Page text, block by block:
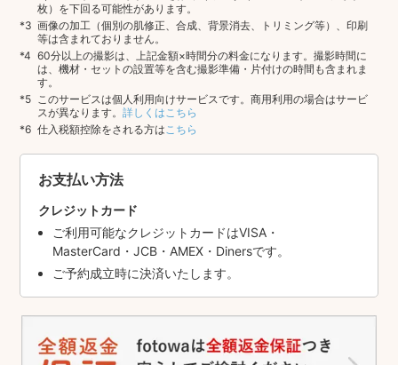
枚）を下回る可能性があります。
画像の加工（個別の肌修正、合成、背景消去、トリミング等）、印刷
等は含まれておりません。
60分以上の撮影は、上記金額×時間分の料金になります。撮影時間に
は、機材・セットの設置等を含む撮影準備・片付けの時間も含まれま
す。
このサービスは個人利用向けサービスです。商用利用の場合はサービ
スが異なります。詳しくはこちら
仕入税額控除をされる方はこちら
お支払い方法
クレジットカード
ご利用可能なクレジットカードはVISA・
MasterCard・JCB・AMEX・Dinersです。
ご予約成立時に決済いたします。